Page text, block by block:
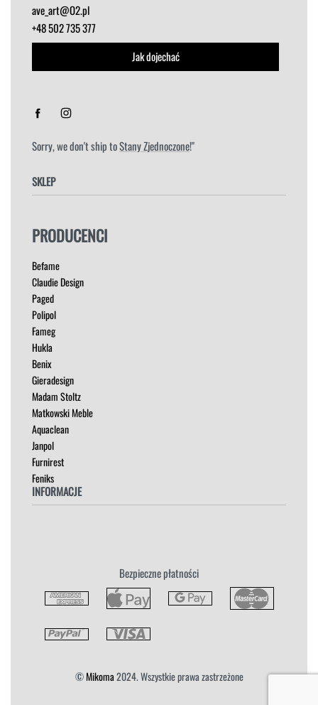
ave_art@O2.pl
+48 502 735 377
Jak dojechać
Sorry, we don't ship toStany Zjednoczone!"
SKLEP
HOKERY
ŁÓŻKA
MEBLE RTV
NAROŻNIKI
OUTLET
PUFY
SOFY
STOLIKI
STOŁY
SZAFKI I KOMODY
PRODUCENCI
Befame
Claudie Design
Paged
Polipol
Fameg
Hukla
Benix
Gieradesign
Madam Stoltz
Matkowski Meble
Aquaclean
Janpol
Furnirest
Feniks
INFORMACJE
Płatność i Dostawa
Bezpieczne płatności
©Mikoma2024. Wszystkie prawa zastrzeżone